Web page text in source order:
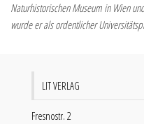
Naturhistorischen Museum in Wien
wurde er als ordentlicher
LIT VERLAG
Fresnostr. 2